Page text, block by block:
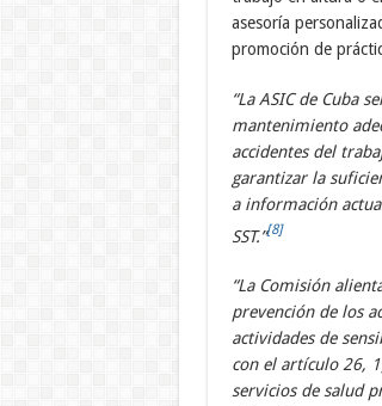
asesoría
promoción de
“La ASIC de Cuba
mantenimiento
accidentes del
garantizar la
a información
SST.”[8]
“La Comisión
prevención de los
actividades de
con el artículo 26,
servicios de salud